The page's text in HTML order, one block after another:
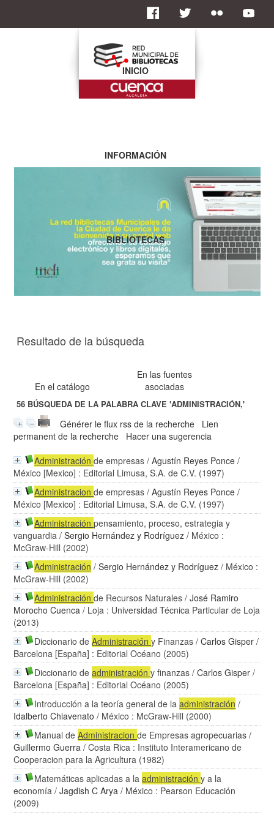
Resultado de la búsqueda
En el catálogo
En las fuentes
asociadas
56 BÚSQUEDA DE LA PALABRA CLAVE'ADMINISTRACIÓN,'
Générer le flux rss de la recherche
Lien
permanent de la recherche
Hacer una sugerencia
Administraciónde empresas /Agustín Reyes Ponce /
México [Mexico] : Editorial Limusa, S.A. de C.V. (1997)
Administracionde empresas /Agustín Reyes Ponce /
México [Mexico] : Editorial Limusa, S.A. de C.V. (1997)
Administraciónpensamiento, proceso, estrategia y
vanguardia /Sergio Hernández y Rodríguez / México :
McGraw-Hill (2002)
Administración /Sergio Hernández y Rodríguez / México :
McGraw-Hill (2002)
Administraciónde Recursos Naturales /José Ramiro
Morocho Cuenca / Loja : Universidad Técnica Particular de Loja
(2013)
Diccionario deAdministracióny Finanzas /Carlos Gisper /
Barcelona [España] : Editorial Océano (2005)
Diccionario deadministracióny finanzas /Carlos Gisper /
Barcelona [España] : Editorial Océano (2005)
Introducción a la teoría general de laadministración /
Idalberto Chiavenato / México : McGraw-Hill (2000)
Manual deAdministracionde Empresas agropecuarias /
Guillermo Guerra / Costa Rica : Instituto Interamericano de
Cooperacion para la Agricultura (1982)
Matemáticas aplicadas a laadministracióny a la
economía /Jagdish C Arya / México : Pearson Educación
(2009)
INICIO
INFORMACIÓN
BIBLIOTECAS